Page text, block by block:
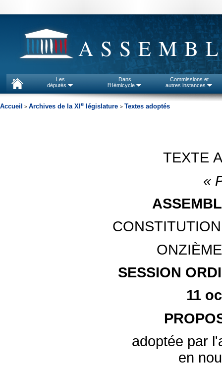
Les
députés
Dans
l'Hémicycle
Commissions et
autres instances
Accueil > Archives de la XI e législature > Textes adoptés
TEXTE
«
SESSION
11
adoptée par
en